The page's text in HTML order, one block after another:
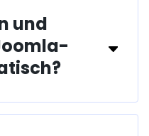
und